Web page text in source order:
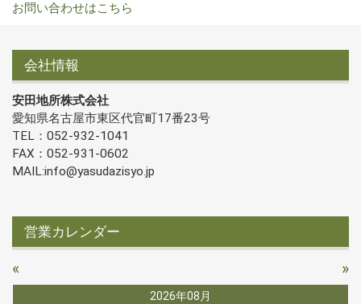
お問い合わせはこちら
会社情報
安田地所株式会社
愛知県名古屋市東区代官町17番23号
TEL：052-932-1041
FAX：052-931-0602
MAIL:info@yasudazisyo.jp
営業カレンダー
« »
2026年08月